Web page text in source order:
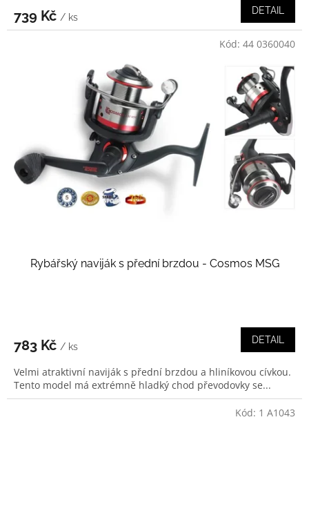
739 Kč / ks
DETAIL
Rybářský naviják s přední brzdou - Cosmos MSG
783 Kč / ks
DETAIL
Velmi atraktivní naviják s přední brzdou a hliníkovou cívkou.
Tento model má extrémně hladký chod převodovky se...
Kód: 44 0360040
Kód: 1 A1043